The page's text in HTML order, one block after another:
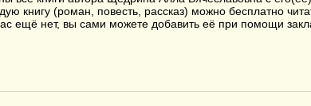
книгу (роман, повесть, рассказ) можно бесплатно
ещё нет, вы сами можете добавить её при помощи